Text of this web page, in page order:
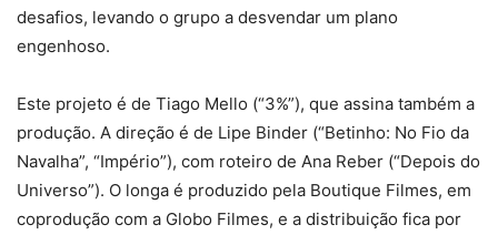
desafios, levando o grupo a desvendar um plano
engenhoso.
Este projeto é de Tiago Mello (“3%”), que assina também a
produção. A direção é de Lipe Binder (“Betinho: No Fio da
Navalha”, “Império”), com roteiro de Ana Reber (“Depois do
Universo”). O longa é produzido pela Boutique Filmes, em
coprodução com a Globo Filmes, e a distribuição fica por